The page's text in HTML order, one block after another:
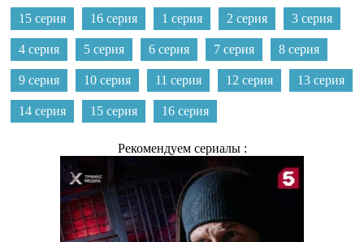
15 серия 16 серия 1 серия 2 серия 3 серия
4 серия 5 серия 6 серия 7 серия 8 серия
9 серия 10 серия 11 серия 12 серия 13 серия
14 серия 15 серия 16 серия
Рекомендуем сериалы :